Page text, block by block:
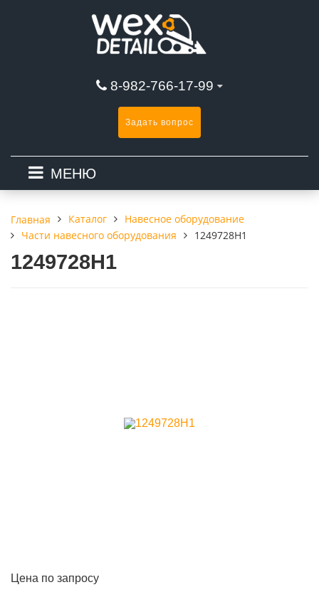
8-982-766-17-99
Задать вопрос
МЕНЮ
Главная Каталог
Навесное оборудование
Части навесного оборудования
1249728H1
1249728H1
Цена по запросу